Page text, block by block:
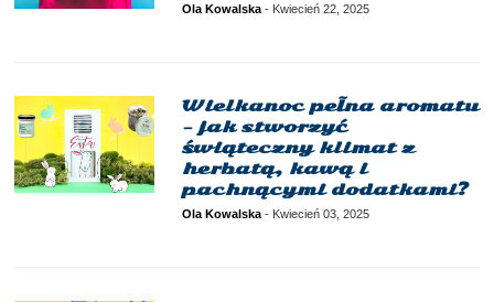
Ola Kowalska - Kwiecień 22, 2025
Wielkanoc pełna aromatu
– jak stworzyć
świąteczny klimat z
herbatą, kawą i
pachnącymi dodatkami?
Ola Kowalska - Kwiecień 03, 2025